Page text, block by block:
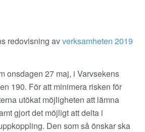
redovisning avverksamheten 2019
onsdagen 27 maj, i Varvsekens
190. För att minimera risken för
utökat möjligheten att lämna
gjort det möjligt att delta i
Den som så önskar ska